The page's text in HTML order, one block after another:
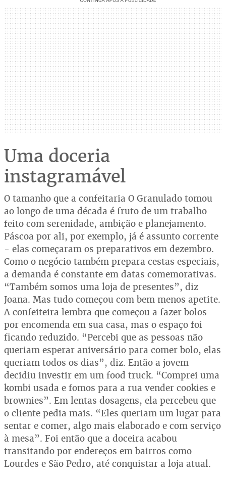
Uma doceria
instagramável
O tamanho que a confeitaria O Granulado tomou
ao longo de uma década é fruto de um trabalho
feito com serenidade, ambição e planejamento.
Páscoa por ali, por exemplo, já é assunto corrente
- elas começaram os preparativos em dezembro.
Como o negócio também prepara cestas especiais,
a demanda é constante em datas comemorativas.
“Também somos uma loja de presentes”, diz
Joana. Mas tudo começou com bem menos apetite.
A confeiteira lembra que começou a fazer bolos
por encomenda em sua casa, mas o espaço foi
ficando reduzido. “Percebi que as pessoas não
queriam esperar aniversário para comer bolo, elas
queriam todos os dias”, diz. Então a jovem
decidiu investir em um food truck. “Comprei uma
kombi usada e fomos para a rua vender cookies e
brownies”. Em lentas dosagens, ela percebeu que
o cliente pedia mais. “Eles queriam um lugar para
sentar e comer, algo mais elaborado e com serviço
à mesa”. Foi então que a doceira acabou
transitando por endereços em bairros como
Lourdes e São Pedro, até conquistar a loja atual.